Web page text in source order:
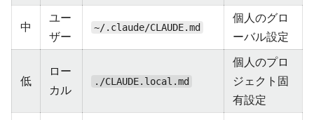
中
ユー
ザー
~/.claude/CLAUDE.md
個人のグロ
ーバル設定
低
ロー
カル
./CLAUDE.local.md
個人のプロ
ジェクト固
有設定